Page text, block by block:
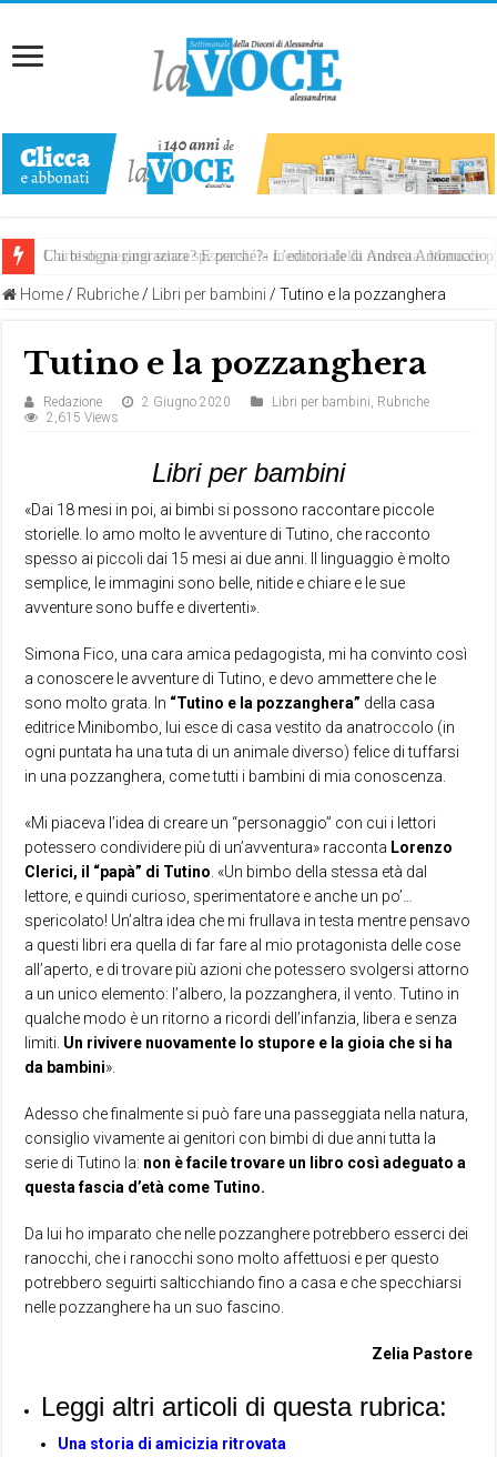
Chi bisogna ringraziare? E perché?- L’editoriale di Andrea Antonuccio
L’arte di piegarsi senza spezzarsi: la memoria della rinascita.
Home / Rubriche / Libri per bambini / Tutino e la pozzanghera
Tutino e la pozzanghera
Redazione 2 Giugno 2020 Libri per bambini, Rubriche
2,615 Views
Libri per bambini
«Dai 18 mesi in poi, ai bimbi si possono raccontare piccole
storielle. Io amo molto le avventure di Tutino, che racconto
spesso ai piccoli dai 15 mesi ai due anni. Il linguaggio è molto
semplice, le immagini sono belle, nitide e chiare e le sue
avventure sono buffe e divertenti».
Simona Fico, una cara amica pedagogista, mi ha convinto così
a conoscere le avventure di Tutino, e devo ammettere che le
sono molto grata. In “Tutino e la pozzanghera” della casa
editrice Minibombo, lui esce di casa vestito da anatroccolo (in
ogni puntata ha una tuta di un animale diverso) felice di tuffarsi
in una pozzanghera, come tutti i bambini di mia conoscenza.
«Mi piaceva l’idea di creare un “personaggio” con cui i lettori
potessero condividere più di un’avventura» racconta Lorenzo
Clerici, il “papà” di Tutino . «Un bimbo della stessa età dal
lettore, e quindi curioso, sperimentatore e anche un po’…
spericolato! Un’altra idea che mi frullava in testa mentre pensavo
a questi libri era quella di far fare al mio protagonista delle cose
all’aperto, e di trovare più azioni che potessero svolgersi attorno
a un unico elemento: l’albero, la pozzanghera, il vento. Tutino in
qualche modo è un ritorno a ricordi dell’infanzia, libera e senza
limiti. Un rivivere nuovamente lo stupore e la gioia che si ha
da bambini».
Adesso che finalmente si può fare una passeggiata nella natura,
consiglio vivamente ai genitori con bimbi di due anni tutta la
serie di Tutino la: non è facile trovare un libro così adeguato a
questa fascia d’età come Tutino.
Da lui ho imparato che nelle pozzanghere potrebbero esserci dei
ranocchi, che i ranocchi sono molto affettuosi e per questo
potrebbero seguirti salticchiando fino a casa e che specchiarsi
nelle pozzanghere ha un suo fascino.
Zelia Pastore
Leggi altri articoli di questa rubrica:
Una storia di amicizia ritrovata